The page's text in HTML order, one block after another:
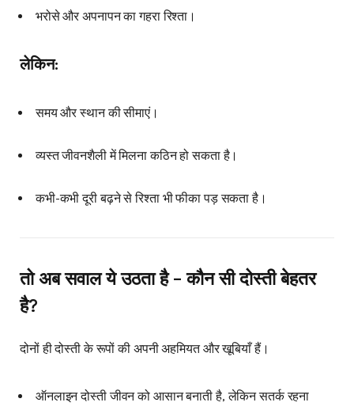
भरोसे और अपनापन का गहरा रिश्ता।
लेकिन:
समय और स्थान की सीमाएं।
व्यस्त जीवनशैली में मिलना कठिन हो सकता है।
कभी-कभी दूरी बढ़ने से रिश्ता भी फीका पड़ सकता है।
तो अब सवाल ये उठता है – कौन सी दोस्ती बेहतर
है?
दोनों ही दोस्ती के रूपों की अपनी अहमियत और खूबियाँ हैं।
ऑनलाइन दोस्ती जीवन को आसान बनाती है, लेकिन सतर्क रहना